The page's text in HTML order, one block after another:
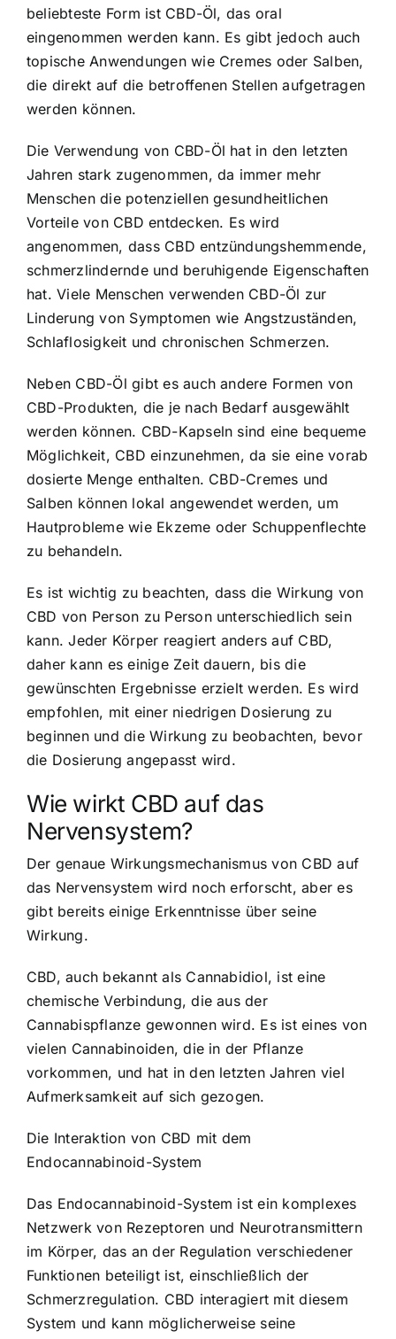
beliebteste Form ist CBD-Öl, das oral
eingenommen werden kann. Es gibt jedoch auch
topische Anwendungen wie Cremes oder Salben,
die direkt auf die betroffenen Stellen aufgetragen
werden können.
Die Verwendung von CBD-Öl hat in den letzten
Jahren stark zugenommen, da immer mehr
Menschen die potenziellen gesundheitlichen
Vorteile von CBD entdecken. Es wird
angenommen, dass CBD entzündungshemmende,
schmerzlindernde und beruhigende Eigenschaften
hat. Viele Menschen verwenden CBD-Öl zur
Linderung von Symptomen wie Angstzuständen,
Schlaflosigkeit und chronischen Schmerzen.
Neben CBD-Öl gibt es auch andere Formen von
CBD-Produkten, die je nach Bedarf ausgewählt
werden können. CBD-Kapseln sind eine bequeme
Möglichkeit, CBD einzunehmen, da sie eine vorab
dosierte Menge enthalten. CBD-Cremes und
Salben können lokal angewendet werden, um
Hautprobleme wie Ekzeme oder Schuppenflechte
zu behandeln.
Es ist wichtig zu beachten, dass die Wirkung von
CBD von Person zu Person unterschiedlich sein
kann. Jeder Körper reagiert anders auf CBD,
daher kann es einige Zeit dauern, bis die
gewünschten Ergebnisse erzielt werden. Es wird
empfohlen, mit einer niedrigen Dosierung zu
beginnen und die Wirkung zu beobachten, bevor
die Dosierung angepasst wird.
Wie wirkt CBD auf das
Nervensystem?
Der genaue Wirkungsmechanismus von CBD auf
das Nervensystem wird noch erforscht, aber es
gibt bereits einige Erkenntnisse über seine
Wirkung.
CBD, auch bekannt als Cannabidiol, ist eine
chemische Verbindung, die aus der
Cannabispflanze gewonnen wird. Es ist eines von
vielen Cannabinoiden, die in der Pflanze
vorkommen, und hat in den letzten Jahren viel
Aufmerksamkeit auf sich gezogen.
Die Interaktion von CBD mit dem
Endocannabinoid-System
Das Endocannabinoid-System ist ein komplexes
Netzwerk von Rezeptoren und Neurotransmittern
im Körper, das an der Regulation verschiedener
Funktionen beteiligt ist, einschließlich der
Schmerzregulation. CBD interagiert mit diesem
System und kann möglicherweise seine